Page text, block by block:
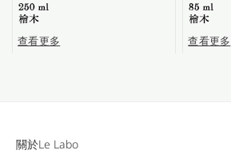
250 ml
檜木
查看更多
85 ml
檜木
查看更多
關於Le Labo